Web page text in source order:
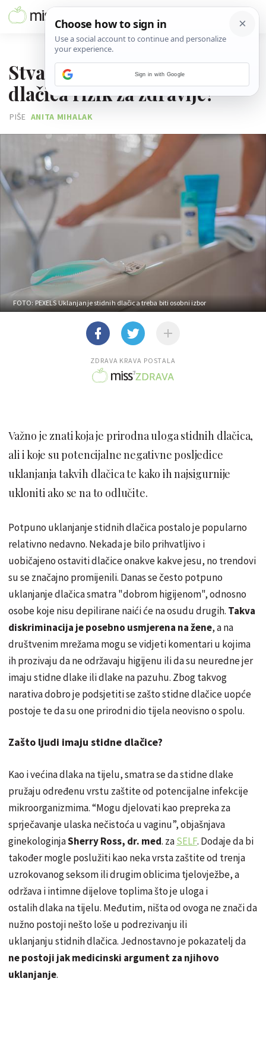
Stvara li uklanjanje stidnih
dlačica rizik za zdravlje?
PIŠE ANITA MIHALAK
FOTO: PEXELSUklanjanje stidnih dlačica treba biti osobni izbor
ZDRAVA KRAVA POSTALA
Važno je znati koja je prirodna uloga stidnih dlačica,
ali i koje su potencijalne negativne posljedice
uklanjanja takvih dlačica te kako ih najsigurnije
ukloniti ako se na to odlučite.
Potpuno uklanjanje stidnih dlačica postalo je popularno
relativno nedavno. Nekada je bilo prihvatljivo i
uobičajeno ostaviti dlačice onakve kakve jesu, no trendovi
su se značajno promijenili. Danas se često potpuno
uklanjanje dlačica smatra "dobrom higijenom", odnosno
osobe koje nisu depilirane naići će na osudu drugih. Takva
diskriminacija je posebno usmjerena na žene, a na
društvenim mrežama mogu se vidjeti komentari u kojima
ih prozivaju da ne održavaju higijenu ili da su neuredne jer
imaju stidne dlake ili dlake na pazuhu. Zbog takvog
narativa dobro je podsjetiti se zašto stidne dlačice uopće
postoje te da su one prirodni dio tijela neovisno o spolu.
Zašto ljudi imaju stidne dlačice?
Kao i većina dlaka na tijelu, smatra se da stidne dlake
pružaju određenu vrstu zaštite od potencijalne infekcije
mikroorganizmima. “Mogu djelovati kao prepreka za
sprječavanje ulaska nečistoća u vaginu”, objašnjava
ginekologinjaSherry Ross, dr. med. zaSELF. Dodaje da bi
također mogle poslužiti kao neka vrsta zaštite od trenja
uzrokovanog seksom ili drugim oblicima tjelovježbe, a
održava i intimne dijelove toplima što je uloga i
ostalih dlaka na tijelu. Međutim, ništa od ovoga ne znači da
nužno postoji nešto loše u podrezivanju ili
uklanjanju stidnih dlačica. Jednostavno je pokazatelj da
ne postoji jak medicinski argument za njihovo
uklanjanje.
Sign in with Google